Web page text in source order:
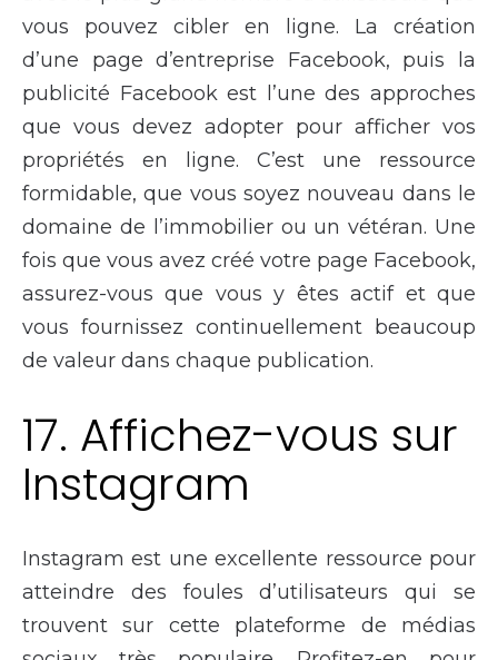
vous pouvez cibler en ligne. La création
d’une page d’entreprise Facebook, puis la
publicité Facebook est l’une des approches
que vous devez adopter pour afficher vos
propriétés en ligne. C’est une ressource
formidable, que vous soyez nouveau dans le
domaine de l’immobilier ou un vétéran. Une
fois que vous avez créé votre page Facebook,
assurez-vous que vous y êtes actif et que
vous fournissez continuellement beaucoup
de valeur dans chaque publication.
17. Affichez-vous sur
Instagram
Instagram est une excellente ressource pour
atteindre des foules d’utilisateurs qui se
trouvent sur cette plateforme de médias